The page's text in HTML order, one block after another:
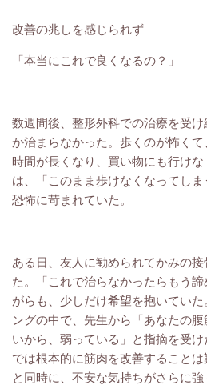
改善の兆しを感じられず
「本当にこれで良くなるの？」
数週間後、整形外科での治療を受
か治まらなかった。歩くのが怖く
時間が長くなり、買い物にも行け
は、「このまま歩けなくなってし
恐怖に苛まれていた。
ある日、友人に勧められてかみの
た。「これで治らなかったらもう
がらも、少しだけ希望を抱いてい
ングの中で、先生から「あなたの
いから、弱っている」と指摘を受
では根本的に筋肉を改善すること
と同時に、不安な気持ちがさらに強